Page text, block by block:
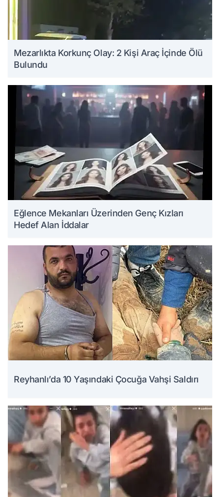
Mezarlıkta Korkunç Olay: 2 Kişi Araç İçinde Ölü
Bulundu
Eğlence Mekanları Üzerinden Genç Kızları
Hedef Alan İddalar
Reyhanlı’da 10 Yaşındaki Çocuğa Vahşi Saldırı